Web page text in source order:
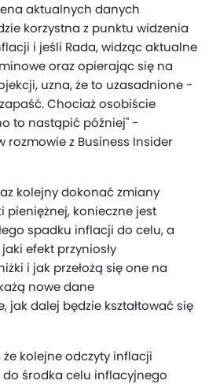
aktualnych danych
korzystna z punktu widzenia
i jeśli Rada, widząc aktualne
oraz opierając się na
uzna, że to uzasadnione -
Chociaż osobiście
to nastąpić później" -
rozmowie z Business Insider
kolejny dokonać zmiany
konieczne jest
spadku inflacji do celu, a
efekt przyniosły
i jak przełożą się one na
nowe dane
jak dalej będzie kształtować się
że kolejne odczyty inflacji
do środka celu inflacyjnego